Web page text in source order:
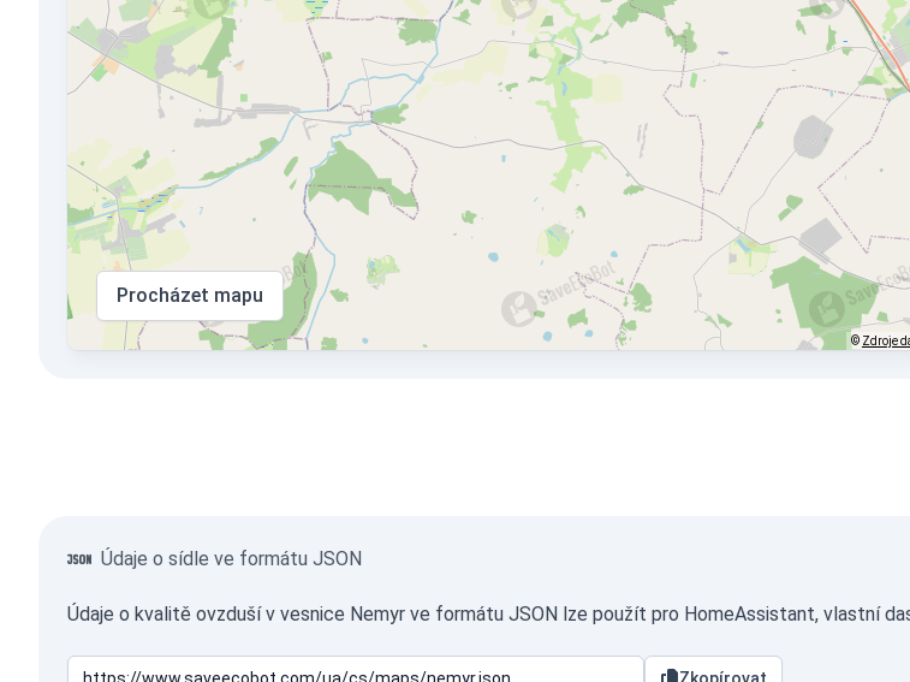
Procházet mapu
© Zdroje
Údaje o sídle ve formátu JSON
Údaje o kvalitě ovzduší v vesnice Nemyr ve formátu JSON lze použít pro HomeAssistant, vlastní